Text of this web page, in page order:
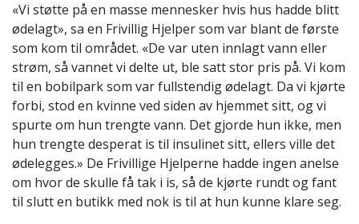
«Vi støtte på en masse mennesker hvis hus hadde blitt
ødelagt», sa en Frivillig Hjelper som var blant de første
som kom til området. «De var uten innlagt vann eller
strøm, så vannet vi delte ut, ble satt stor pris på. Vi kom
til en bobilpark som var fullstendig ødelagt. Da vi kjørte
forbi, stod en kvinne ved siden av hjemmet sitt, og vi
spurte om hun trengte vann. Det gjorde hun ikke, men
hun trengte desperat is til insulinet sitt, ellers ville det
ødelegges.» De Frivillige Hjelperne hadde ingen anelse
om hvor de skulle få tak i is, så de kjørte rundt og fant
til slutt en butikk med nok is til at hun kunne klare seg.